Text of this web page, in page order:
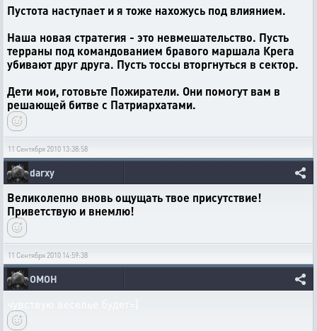
Пустота наступает и я тоже нахожусь под влиянием.
Наша новая стратегия - это невмешательство. Пусть
терраны под командованием бравого маршала Крега
убивают друг друга. Пусть тоссы вторгнуться в сектор.
Дети мои, готовьте Пожиратели. Они помогут вам в
решающей битве с Патриархатами.
11 Сентября 2010 13:38:58
darxy
Великолепно вновь ощущать твое присутствие!
Приветствую и внемлю!
11 Сентября 2010 14:59:38
OMOH